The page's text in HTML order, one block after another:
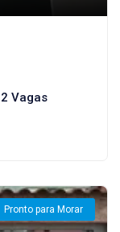
2 Vagas
Pronto para Morar